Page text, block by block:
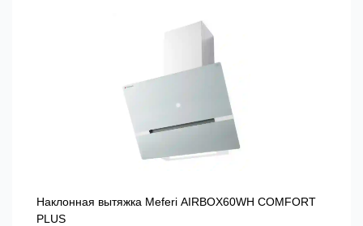
Наклонная вытяжка Meferi AIRBOX60WH COMFORT
PLUS